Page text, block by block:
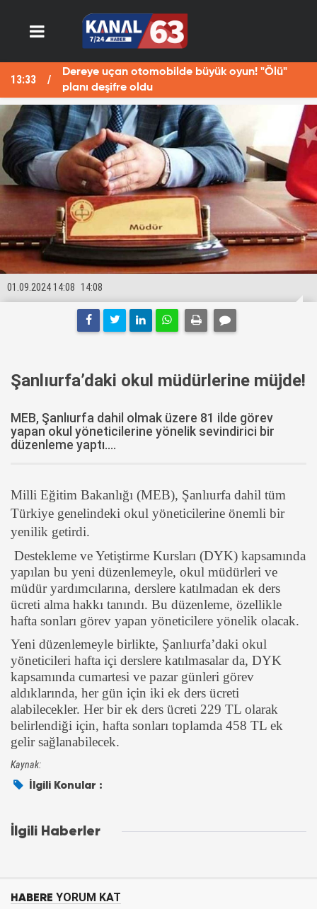
13:33
Dereye uçan otomobilde büyük oyun! "Ölü"
planı deşifre oldu
14:08
01.09.2024 14:08
Şanlıurfa’daki okul müdürlerine müjde!
MEB, Şanlıurfa dahil olmak üzere 81 ilde görev
yapan okul yöneticilerine yönelik sevindirici bir
düzenleme yaptı....
Milli Eğitim Bakanlığı (MEB), Şanlıurfa dahil tüm
Türkiye genelindeki okul yöneticilerine önemli bir
yenilik getirdi.
Destekleme ve Yetiştirme Kursları (DYK) kapsamında
yapılan bu yeni düzenlemeyle, okul müdürleri ve
müdür yardımcılarına, derslere katılmadan ek ders
ücreti alma hakkı tanındı. Bu düzenleme, özellikle
hafta sonları görev yapan yöneticilere yönelik olacak.
Yeni düzenlemeyle birlikte, Şanlıurfa’daki okul
yöneticileri hafta içi derslere katılmasalar da, DYK
kapsamında cumartesi ve pazar günleri görev
aldıklarında, her gün için iki ek ders ücreti
alabilecekler. Her bir ek ders ücreti 229 TL olarak
belirlendiği için, hafta sonları toplamda 458 TL ek
gelir sağlanabilecek.
Kaynak:
İlgili Konular :
İlgili Haberler
HABERE YORUM KAT